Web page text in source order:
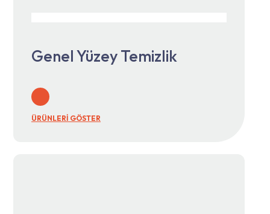
Genel Yüzey Temizlik
ÜRÜNLERİ GÖSTER